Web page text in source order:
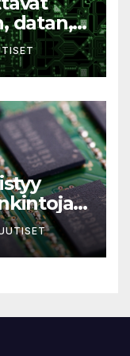
datan,
sirujen